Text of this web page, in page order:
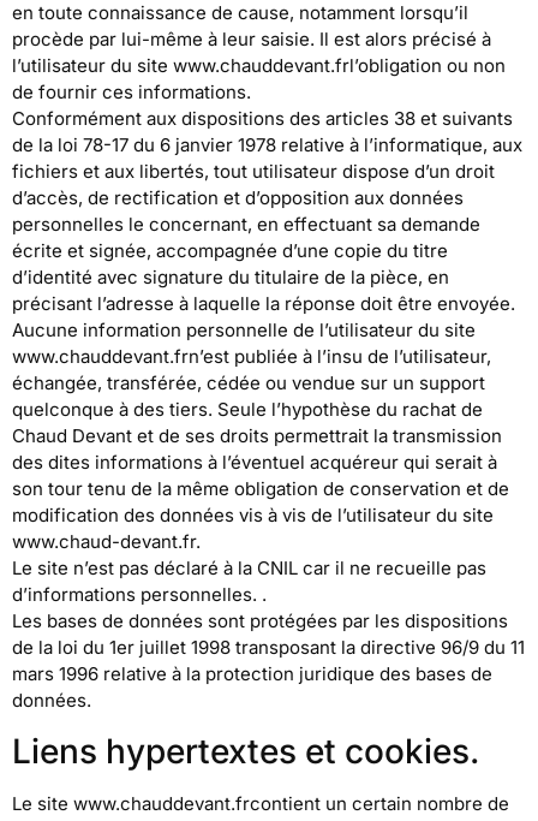
en toute connaissance de cause, notamment lorsqu’il
procède par lui-même à leur saisie. Il est alors précisé à
l’utilisateur du site www.chauddevant.frl’obligation ou non
de fournir ces informations.
Conformément aux dispositions des articles 38 et suivants
de la loi 78-17 du 6 janvier 1978 relative à l’informatique, aux
fichiers et aux libertés, tout utilisateur dispose d’un droit
d’accès, de rectification et d’opposition aux données
personnelles le concernant, en effectuant sa demande
écrite et signée, accompagnée d’une copie du titre
d’identité avec signature du titulaire de la pièce, en
précisant l’adresse à laquelle la réponse doit être envoyée.
Aucune information personnelle de l’utilisateur du site
www.chauddevant.frn’est publiée à l’insu de l’utilisateur,
échangée, transférée, cédée ou vendue sur un support
quelconque à des tiers. Seule l’hypothèse du rachat de
Chaud Devant et de ses droits permettrait la transmission
des dites informations à l’éventuel acquéreur qui serait à
son tour tenu de la même obligation de conservation et de
modification des données vis à vis de l’utilisateur du site
www.chaud-devant.fr.
Le site n’est pas déclaré à la CNIL car il ne recueille pas
d’informations personnelles. .
Les bases de données sont protégées par les dispositions
de la loi du 1er juillet 1998 transposant la directive 96/9 du 11
mars 1996 relative à la protection juridique des bases de
données.
Liens hypertextes et cookies.
Le site www.chauddevant.frcontient un certain nombre de